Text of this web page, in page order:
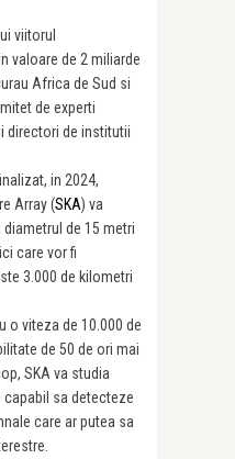
viitorul
valoare de 2 miliarde
Africa de Sud si
de experti
directori de institutii
in 2024,
Array (SKA) va
de 15 metri
care vor fi
3.000 de kilometri
o viteza de 10.000 de
de 50 de ori mai
SKA va studia
sa detecteze
care ar putea sa